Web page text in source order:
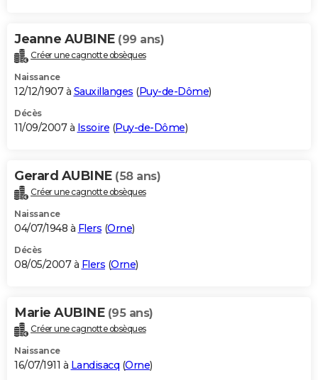
Jeanne AUBINE (99 ans)
Créer une cagnotte obsèques
Naissance
12/12/1907 à Sauxillanges (Puy-de-Dôme)
Décès
11/09/2007 à Issoire (Puy-de-Dôme)
Gerard AUBINE (58 ans)
Créer une cagnotte obsèques
Naissance
04/07/1948 à Flers (Orne)
Décès
08/05/2007 à Flers (Orne)
Marie AUBINE (95 ans)
Créer une cagnotte obsèques
Naissance
16/07/1911 à Landisacq (Orne)